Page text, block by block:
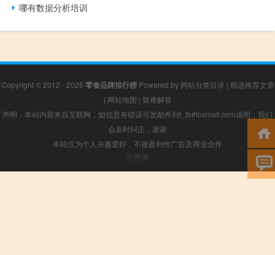
哪有数据分析培训
Copyright © 2012 - 2026 零食品牌排行榜Powered by 网站分类目录 | 精选推荐文章
| 网站地图 | 疑难解答
声明：本站内容来自互联网，如信息有错误可发邮件到f_fb#foxmail.com说明，我们
会及时纠正，谢谢
本站仅为个人兴趣爱好，不接盈利性广告及商业合作
小男孩